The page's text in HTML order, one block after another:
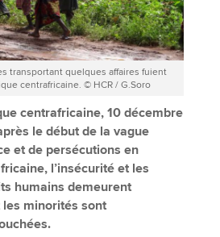
transportant quelques affaires fuient
centrafricaine. © HCR / G.Soro
centrafricaine, 10 décembre
le début de la vague
et de persécutions en
l’insécurité et les
humains demeurent
minorités sont